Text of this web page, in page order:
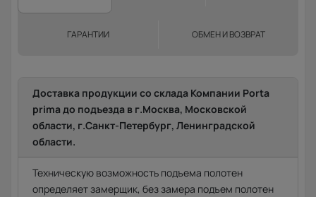
ГАРАНТИИ ОБМЕН И ВОЗВРАТ
Доставка продукции со склада Компании Porta
prima до подъезда в г.Москва, Московской
области, г.Санкт-Петербург, Ленинградской
области.
Техническую возможность подъема полотен
определяет замерщик, без замера подъем полотен